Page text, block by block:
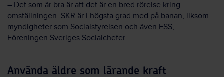
– Det som är bra är att det är en bred rörelse kring
omställningen. SKR är i högsta grad med på banan, liksom
myndigheter som Socialstyrelsen och även FSS,
Föreningen Sveriges Socialchefer.
Använda äldre som lärande kraft